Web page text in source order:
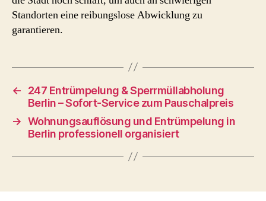
Standorten eine reibungslose Abwicklung zu
garantieren.
←
247 Entrümpelung & Sperrmüllabholung
Berlin – Sofort-Service zum Pauschalpreis
→ Wohnungsauflösung und Entrümpelung in
Berlin professionell organisiert